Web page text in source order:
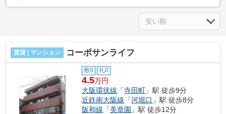
賃貸 | マンション コーポサンライフ
敷0 礼0
4.5万円
大阪環状線 「寺田町 」駅 徒歩9分
近鉄南大阪線 「河堀口 」駅 徒歩8分
阪和線 「美章園 」駅 徒歩12分